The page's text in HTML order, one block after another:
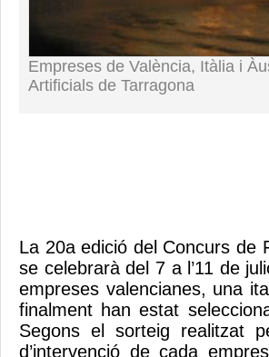
Empreses de València, Itàlia i
Artificials de Tarragona
La 20a edició del Concurs de
se celebrarà del 7 a l’11 de
empreses valencianes, una
finalment han estat
Segons el sorteig realitzat
d’intervenció de cada